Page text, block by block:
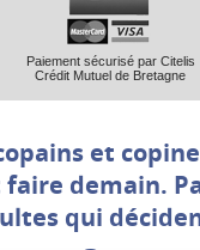
Paiement sécurisé par Citelis
Crédit Mutuel de Bretagne
et
demain.
qui